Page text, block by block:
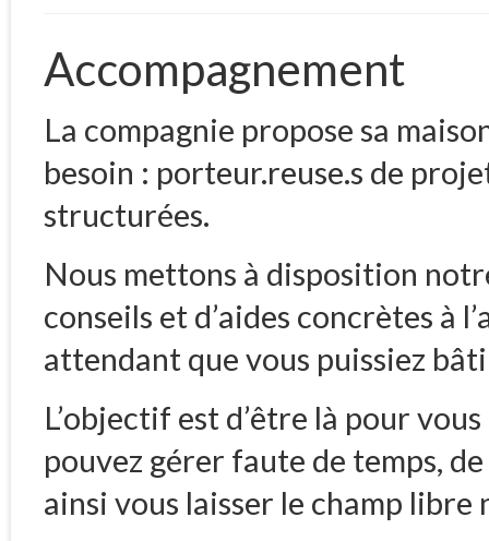
Accompagnement
La compagnie propose sa
besoin : porteur.reuse.s de
structurées.
Nous mettons à disposition
conseils et d’aides concrètes à
attendant que vous puissiez
L’objectif est d’être là pour
pouvez gérer faute de temps,
ainsi vous laisser le champ libre